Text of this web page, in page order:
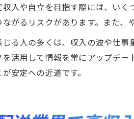
入や自立を目指す際には、い
がるリスクがあります。また、
る人の多くは、収入の波や仕
活用して情報を常にアップデ
安定への近道です。